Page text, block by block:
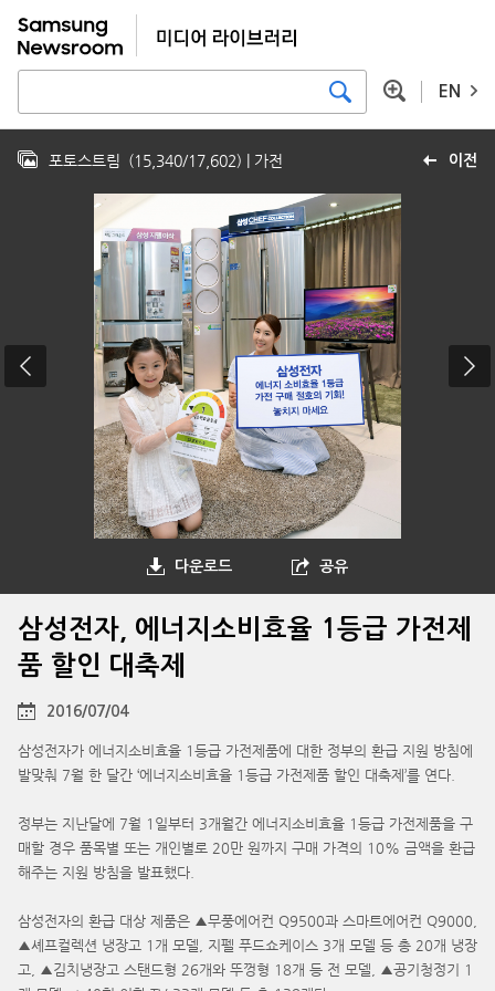
EN
이전
포토스트림 (15,340/17,602) | 가전
다운로드 공유
삼성전자, 에너지소비효율 1등급 가전제
품 할인 대축제
2016/07/04
삼성전자가 에너지소비효율 1등급 가전제품에 대한 정부의 환급 지원 방침에
발맞춰 7월 한 달간 ‘에너지소비효율 1등급 가전제품 할인 대축제’를 연다.
정부는 지난달에 7월 1일부터 3개월간 에너지소비효율 1등급 가전제품을 구
매할 경우 품목별 또는 개인별로 20만 원까지 구매 가격의 10% 금액을 환급
해주는 지원 방침을 발표했다.
삼성전자의 환급 대상 제품은 ▲무풍에어컨 Q9500과 스마트에어컨 Q9000,
▲셰프컬렉션 냉장고 1개 모델, 지펠 푸드쇼케이스 3개 모델 등 총 20개 냉장
고, ▲김치냉장고 스탠드형 26개와 뚜껑형 18개 등 전 모델, ▲공기청정기 1